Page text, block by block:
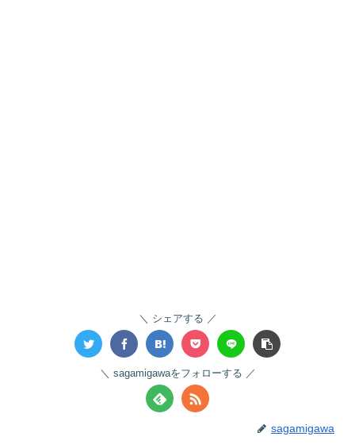
シェアする
sagamigawaをフォローする
sagamigawa